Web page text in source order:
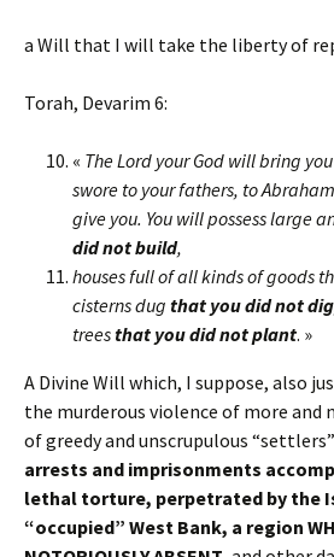
a Will that I will take the liberty of
Torah, Devarim 6:
« The Lord your God will bring
swore to your fathers, to
give you. You will possess large
did not build,
houses full of all kinds of goods
cisterns dug that you did not dig
treesthat you did not plant. »
A Divine Will which, I suppose, also
the murderous violence of more and
of greedy and unscrupulous
arrests and imprisonments
lethal torture, perpetrated by the
“occupied” West Bank, a region